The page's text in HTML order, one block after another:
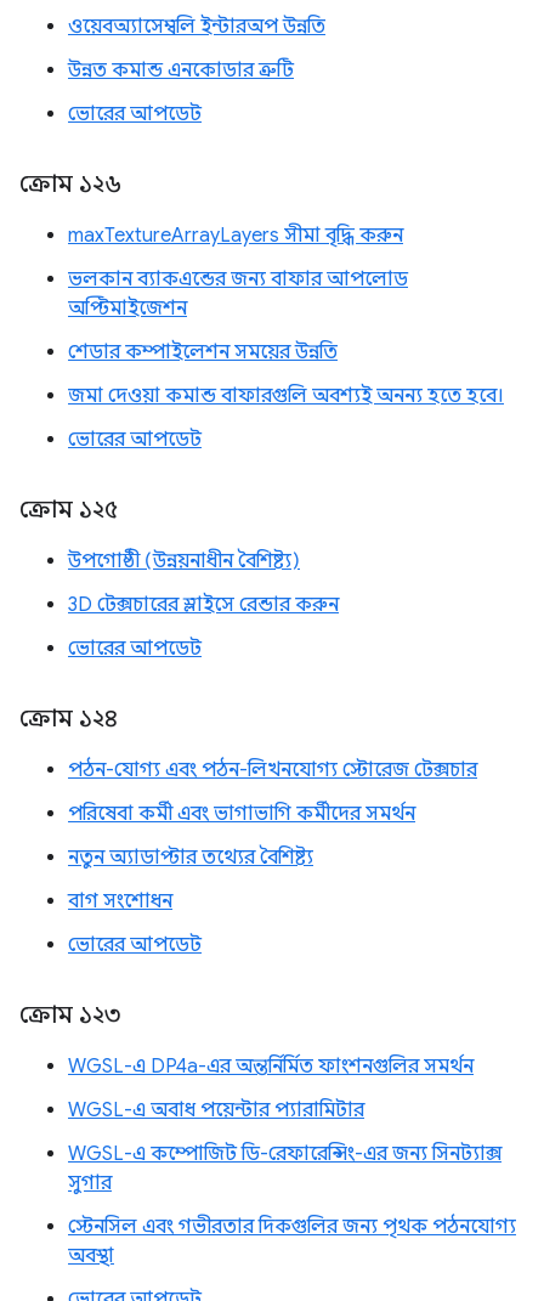
ওয়েবঅ্যাসেম্বলি ইন্টারঅপ উন্নতি
উন্নত কমান্ড এনকোডার ত্রুটি
ভোরের আপডেট
ক্রোম ১২৬
maxTextureArrayLayers সীমা বৃদ্ধি করুন
ভলকান ব্যাকএন্ডের জন্য বাফার আপলোড
অপ্টিমাইজেশন
শেডার কম্পাইলেশন সময়ের উন্নতি
জমা দেওয়া কমান্ড বাফারগুলি অবশ্যই অনন্য হতে হবে।
ভোরের আপডেট
ক্রোম ১২৫
উপগোষ্ঠী (উন্নয়নাধীন বৈশিষ্ট্য)
3D টেক্সচারের স্লাইসে রেন্ডার করুন
ভোরের আপডেট
ক্রোম ১২৪
পঠন-যোগ্য এবং পঠন-লিখনযোগ্য স্টোরেজ টেক্সচার
পরিষেবা কর্মী এবং ভাগাভাগি কর্মীদের সমর্থন
নতুন অ্যাডাপ্টার তথ্যের বৈশিষ্ট্য
বাগ সংশোধন
ভোরের আপডেট
ক্রোম ১২৩
WGSL-এ DP4a-এর অন্তর্নির্মিত ফাংশনগুলির সমর্থন
WGSL-এ অবাধ পয়েন্টার প্যারামিটার
WGSL-এ কম্পোজিট ডি-রেফারেন্সিং-এর জন্য সিনট্যাক্স
সুগার
স্টেনসিল এবং গভীরতার দিকগুলির জন্য পৃথক পঠনযোগ্য
অবস্থা